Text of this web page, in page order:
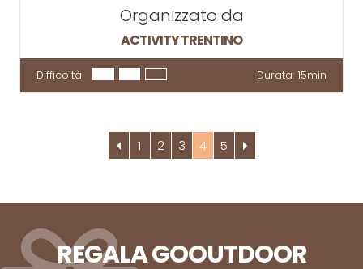
Organizzato da
ACTIVITY TRENTINO
Difficoltà Durata: 15min
1 2 3 4 5
REGALA GOOUTDOOR